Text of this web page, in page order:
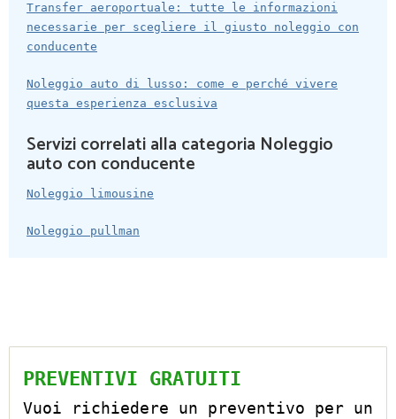
Transfer aeroportuale: tutte le informazioni
necessarie per scegliere il giusto noleggio con
conducente
Noleggio auto di lusso: come e perché vivere
questa esperienza esclusiva
Servizi correlati alla categoria Noleggio
auto con conducente
Noleggio limousine
Noleggio pullman
PREVENTIVI GRATUITI
Vuoi richiedere un preventivo per un